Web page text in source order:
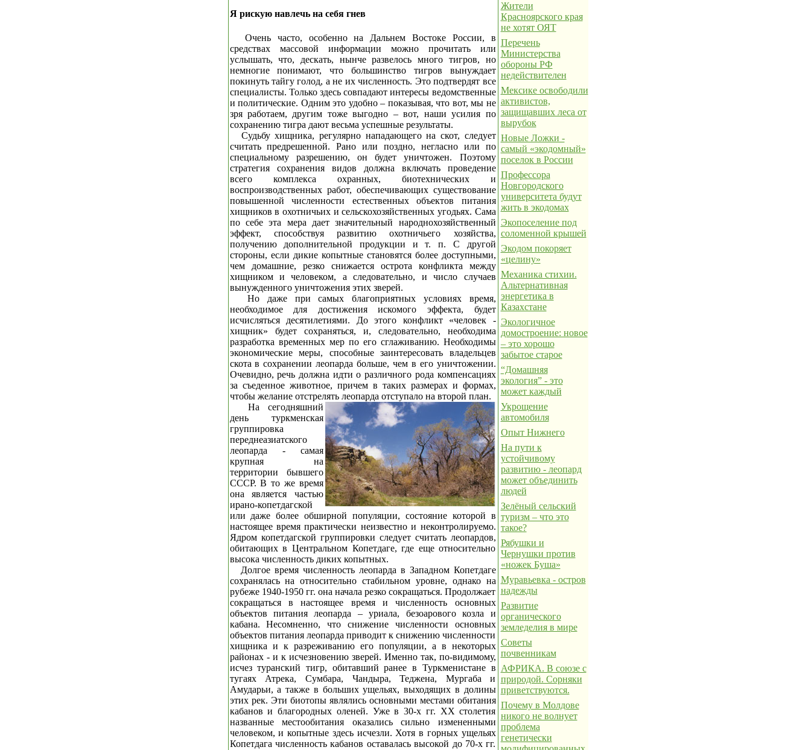
Жители
Красноярского края
не хотят ОЯТ
Перечень
Министерства
обороны РФ
недействителен
Мексике освободили
активистов,
защищавших леса от
вырубок
Новые Ложки -
самый «экодомный»
поселок в России
Профессора
Новгородского
университета будут
жить в экодомах
Экопоселение под
соломенной крышей
Экодом покоряет
«целину»
Механика стихии.
Альтернативная
энергетика в
Казахстане
Экологичное
домостроение: новое
– это хорошо
забытое старое
“Домашняя
экология” - это
может каждый
Укрощение
автомобиля
Опыт Нижнего
На пути к
устойчивому
развитию - леопард
может объединить
людей
Зелёный сельский
туризм – что это
такое?
Рябушки и
Чернушки против
«ножек Буша»
Муравьевка - остров
надежды
Развитие
органического
земледелия в мире
Советы
почвенникам
АФРИКА. В союзе с
природой. Сорняки
приветствуются.
Почему в Молдове
никого не волнует
проблема
генетически
Я рискую навлечь на себя гнев
Очень часто, особенно на Дальнем Востоке России, в
средствах массовой информации можно прочитать или
услышать, что, дескать, нынче развелось много тигров, но
немногие понимают, что большинство тигров вынуждает
покинуть тайгу голод, а не их численность. Это подтвердят все
специалисты. Только здесь совпадают интересы ведомственные
и политические. Одним это удобно – показывая, что вот, мы не
зря работаем, другим тоже выгодно – вот, наши усилия по
сохранению тигра дают весьма успешные результаты.
Судьбу хищника, регулярно нападающего на скот, следует
считать предрешенной. Рано или поздно, негласно или по
специальному разрешению, он будет уничтожен. Поэтому
стратегия сохранения видов должна включать проведение
всего комплекса охранных, биотехнических и
воспроизводственных работ, обеспечивающих существование
повышенной численности естественных объектов питания
хищников в охотничьих и сельскохозяйственных угодьях. Сама
по себе эта мера дает значительный народнохозяйственный
эффект, способствуя развитию охотничьего хозяйства,
получению дополнительной продукции и т. п. С другой
стороны, если дикие копытные становятся более доступными,
чем домашние, резко снижается острота конфликта между
хищником и человеком, а следовательно, и число случаев
вынужденного уничтожения этих зверей.
Но даже при самых благоприятных условиях время,
необходимое для достижения искомого эффекта, будет
исчисляться десятилетиями. До этого конфликт «человек -
хищник» будет сохраняться, и, следовательно, необходима
разработка временных мер по его сглаживанию. Необходимы
экономические меры, способные заинтересовать владельцев
скота в сохранении леопарда больше, чем в его уничтожении.
Очевидно, речь должна идти о различного рода компенсациях
за съеденное животное, причем в таких размерах и формах,
чтобы желание отстрелять леопарда отступало на второй план.
На сегодняшний
день туркменская
группировка
переднеазиатского
леопарда - самая
крупная на
территории бывшего
СССР. В то же время
она является частью
ирано-копетдагской
или даже более обширной популяции, состояние которой в
настоящее время практически неизвестно и неконтролируемо.
Ядром копетдагской группировки следует считать леопардов,
обитающих в Центральном Копетдаге, где еще относительно
высока численность диких копытных.
Долгое время численность леопарда в Западном Копетдаге
сохранялась на относительно стабильном уровне, однако на
рубеже 1940-1950 гг. она начала резко сокращаться. Продолжает
сокращаться в настоящее время и численность основных
объектов питания леопарда – уриала, безоарового козла и
кабана. Несомненно, что снижение численности основных
объектов питания леопарда приводит к снижению численности
хищника и к разреживанию его популяции, а в некоторых
районах - и к исчезновению зверей. Именно так, по-видимому,
исчез туранский тигр, обитавший ранее в Туркменистане в
тугаях Атрека, Сумбара, Чандыра, Теджена, Мургаба и
Амударьи, а также в больших ущельях, выходящих в долины
этих рек. Эти биотопы являлись основными местами обитания
кабанов и благородных оленей. Уже в 30-х гг. XX столетия
названные местообитания оказались сильно измененными
человеком, и копытные здесь исчезли. Хотя в горных ущельях
Копетдага численность кабанов оставалась высокой до 70-х гг.